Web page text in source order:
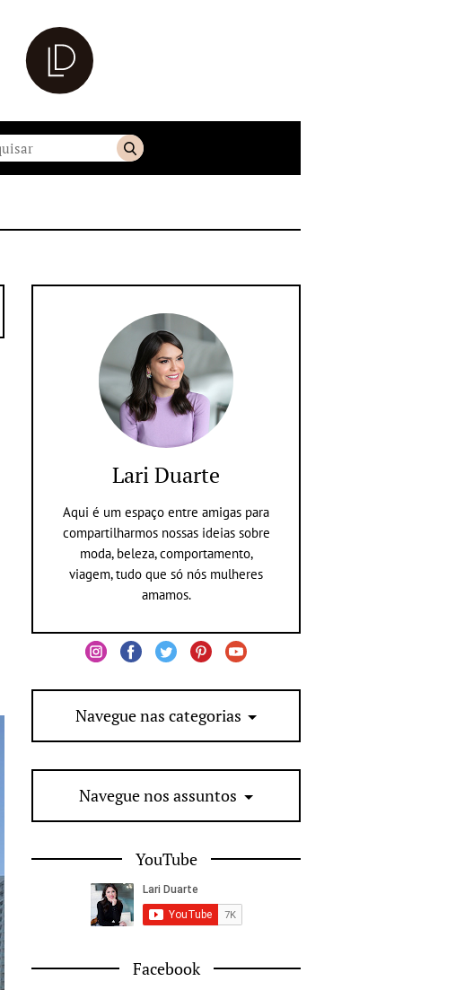
Lari Duarte
Aqui é um espaço entre amigas para
compartilharmos nossas ideias sobre
moda, beleza, comportamento,
viagem, tudo que só nós mulheres
amamos.
Navegue nas categorias
Navegue nos assuntos
YouTube
Facebook